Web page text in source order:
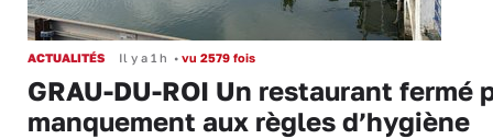
ACTUALITÉS Il y a 1 h • vu 2579 fois
GRAU-DU-ROI Un restaurant fermé
manquement aux règles d’hygiène